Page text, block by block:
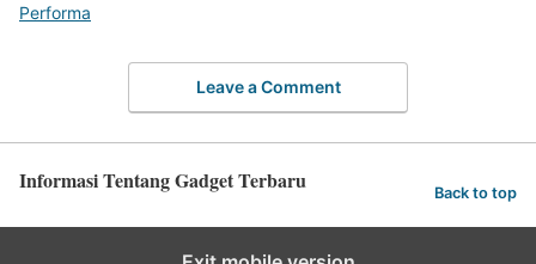
Performa
Leave a Comment
Informasi Tentang Gadget Terbaru Back to top